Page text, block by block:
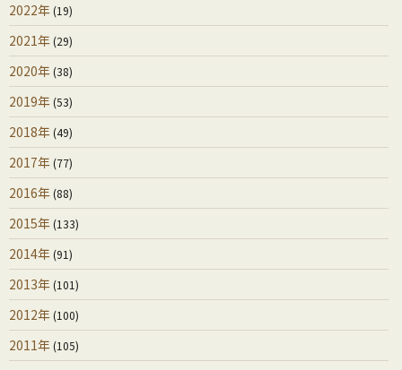
2022年(19)
2021年(29)
2020年(38)
2019年(53)
2018年(49)
2017年(77)
2016年(88)
2015年(133)
2014年(91)
2013年(101)
2012年(100)
2011年(105)